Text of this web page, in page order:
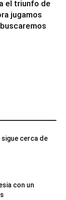
el triunfo de
jugamos
sigue cerca de
con un